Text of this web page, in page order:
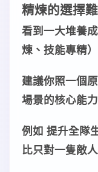
精煉的選擇
看到一大堆養成
煉 、 技能專精
建議你照一個
場景的核心能力
例如 提升全隊
比只對一隻敵